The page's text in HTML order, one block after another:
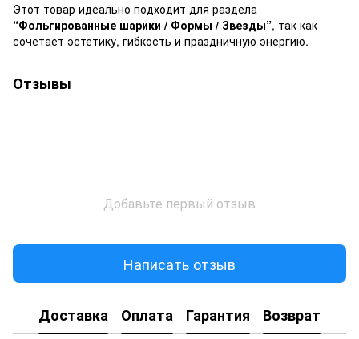
Этот товар идеально подходит для раздела
“Фольгированные шарики / Формы / Звезды”, так как
сочетает эстетику, гибкость и праздничную энергию.
Отзывы
Добавьте первый отзыв
Написать отзыв
Доставка Оплата Гарантия Возврат